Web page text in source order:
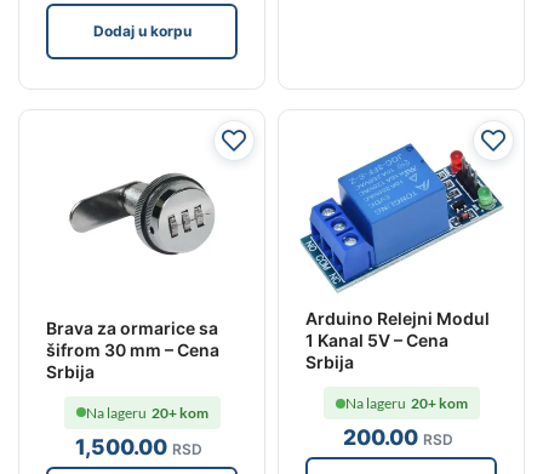
Dodaj u korpu
Brava za ormarice sa
šifrom 30 mm – Cena
Srbija
1,500.00 RSD
Na lageru 20+ kom
Arduino Relejni Modul
1 Kanal 5V – Cena
Srbija
200.00 RSD
Na lageru 20+ kom